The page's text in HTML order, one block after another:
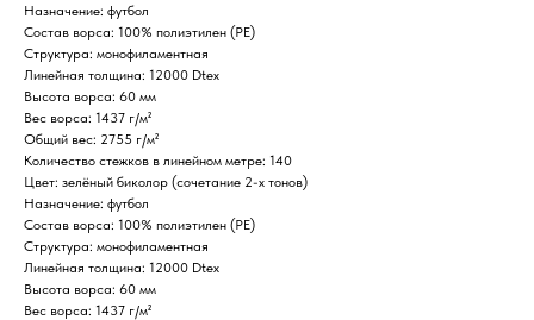
Назначение: футбол
Состав ворса: 100% полиэтилен (PE)
Структура: монофиламентная
Линейная толщина: 12000 Dtex
Высота ворса: 60 мм
Вес ворса: 1437 г/м²
Общий вес: 2755 г/м²
Количество стежков в линейном метре: 140
Цвет: зелёный биколор (сочетание 2-х тонов)
Назначение: футбол
Состав ворса: 100% полиэтилен (PE)
Структура: монофиламентная
Линейная толщина: 12000 Dtex
Высота ворса: 60 мм
Вес ворса: 1437 г/м²
ДОСТАВИМ ТОВАРЫ В ЛЮБОЙ
РЕГИОН РОССИИ
Быстрые сроки доставки по всей России
в пределах ее континентальной части